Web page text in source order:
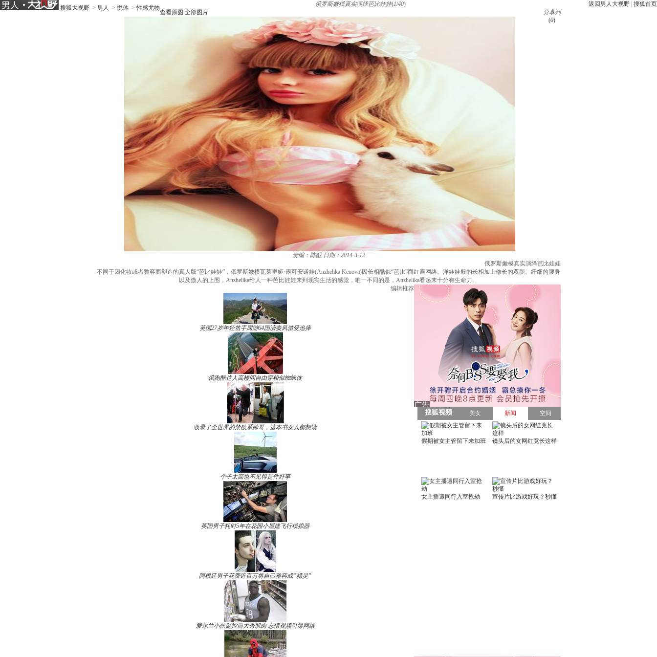
搜狐大视野 > 男人 >悦体 >性感尤物
返回男人大视野 搜狐首页
俄罗斯嫩模真实演绎芭比娃娃(1/40)
查看原图 全部图片
分享到
(0)
责编：陈酲 日期：2014-3-12
俄罗斯嫩模真实演绎芭比娃娃
不同于因化妆或者整容而塑造的真人版“芭比娃娃”，俄罗斯嫩模瓦莱里娅·露可安诺娃(Anzhelika Kenova)因长相酷似“芭比”而红遍网络。洋娃娃般的长相加上修长的双腿、纤细的腰身
以及傲人的上围，Anzhelika给人一种芭比娃娃来到现实生活的感觉，唯一不同的是，Anzhelika看起来十分有生命力。
编辑推荐
英国27岁年轻笛手周游64国演奏风笛受追捧
俄跑酷达人高楼间自由穿梭似蜘蛛侠
收录了全世界的禁欲系帅哥，这本书女人都想读
个子太高也不见得是件好事
英国男子耗时5年在花园小屋建飞行模拟器
阿根廷男子花费近百万将自己整容成“精灵”
爱尔兰小伙监控前大秀肌肉 忘情视频引爆网络